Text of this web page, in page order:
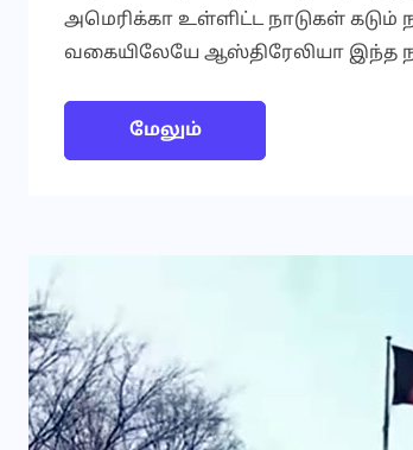
அமெரிக்கா உள்ளிட்ட நாடுகள் கடும்
வகையிலேயே ஆஸ்திரேலியா இந்த
மேலும்